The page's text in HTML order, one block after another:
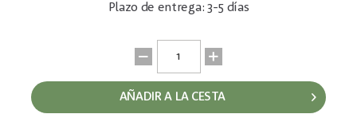
Plazo de entrega: 3-5 días
AÑADIR A LA CESTA